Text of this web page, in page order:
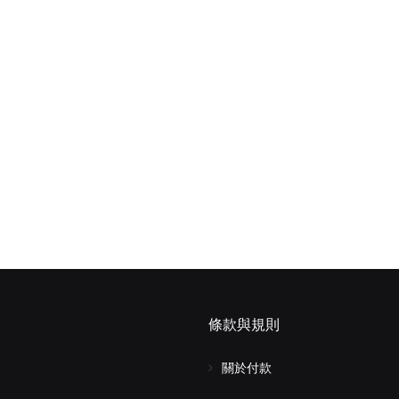
條款與規則
關於付款